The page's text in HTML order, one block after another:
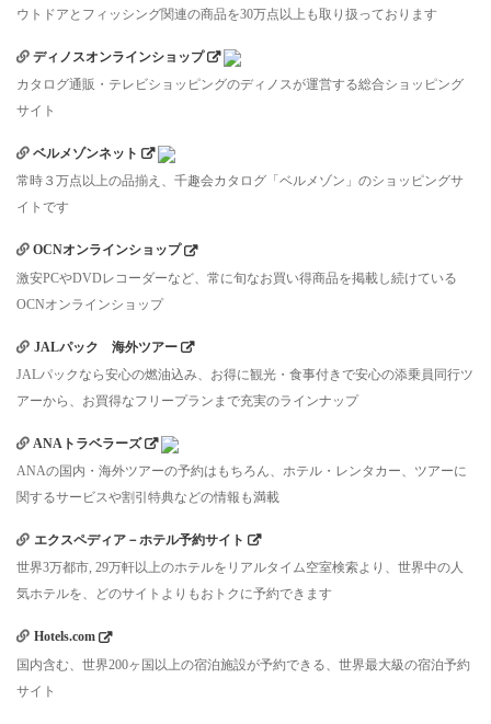
ウトドアとフィッシング関連の商品を30万点以上も取り扱っております
ディノスオンラインショップ
カタログ通販・テレビショッピングのディノスが運営する総合ショッピング
サイト
ベルメゾンネット
常時３万点以上の品揃え、千趣会カタログ「ベルメゾン」のショッピングサ
イトです
OCNオンラインショップ
激安PCやDVDレコーダーなど、常に旬なお買い得商品を掲載し続けている
OCNオンラインショップ
JALパック 海外ツアー
JALパックなら安心の燃油込み、お得に観光・食事付きで安心の添乗員同行ツ
アーから、お買得なフリープランまで充実のラインナップ
ANAトラベラーズ
ANAの国内・海外ツアーの予約はもちろん、ホテル・レンタカー、ツアーに
関するサービスや割引特典などの情報も満載
エクスペディア－ホテル予約サイト
世界3万都市, 29万軒以上のホテルをリアルタイム空室検索より、世界中の人
気ホテルを、どのサイトよりもおトクに予約できます
Hotels.com
国内含む、世界200ヶ国以上の宿泊施設が予約できる、世界最大級の宿泊予約
サイト